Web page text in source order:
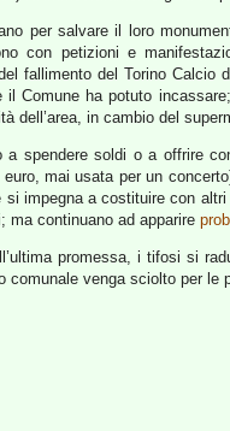
per salvare il loro
con petizioni e
fallimento del Torino Calcio
il Comune ha potuto
dell’area, in cambio del
a spendere soldi o a offrire
mai usata per un
impegna a costituire con
ma continuano ad apparire
promessa, i tifosi si
comunale venga sciolto per